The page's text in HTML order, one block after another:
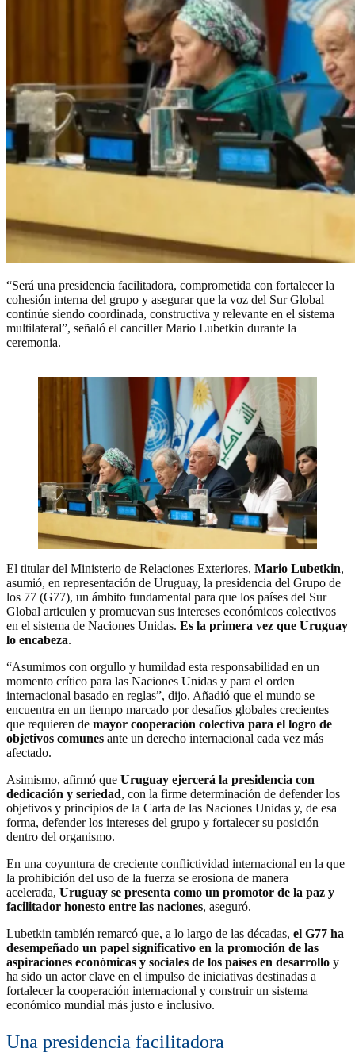
“Será una presidencia facilitadora, comprometida con fortalecer la
cohesión interna del grupo y asegurar que la voz del Sur Global
continúe siendo coordinada, constructiva y relevante en el sistema
multilateral”, señaló el canciller Mario Lubetkin durante la
ceremonia.
El titular del Ministerio de Relaciones Exteriores, Mario Lubetkin,
asumió, en representación de Uruguay, la presidencia del Grupo de
los 77 (G77), un ámbito fundamental para que los países del Sur
Global articulen y promuevan sus intereses económicos colectivos
en el sistema de Naciones Unidas. Es la primera vez que Uruguay
lo encabeza.
“Asumimos con orgullo y humildad esta responsabilidad en un
momento crítico para las Naciones Unidas y para el orden
internacional basado en reglas”, dijo. Añadió que el mundo se
encuentra en un tiempo marcado por desafíos globales crecientes
que requieren de mayor cooperación colectiva para el logro de
objetivos comunes ante un derecho internacional cada vez más
afectado.
Asimismo, afirmó que Uruguay ejercerá la presidencia con
dedicación y seriedad, con la firme determinación de defender los
objetivos y principios de la Carta de las Naciones Unidas y, de esa
forma, defender los intereses del grupo y fortalecer su posición
dentro del organismo.
En una coyuntura de creciente conflictividad internacional en la que
la prohibición del uso de la fuerza se erosiona de manera
acelerada, Uruguay se presenta como un promotor de la paz y
facilitador honesto entre las naciones, aseguró.
Lubetkin también remarcó que, a lo largo de las décadas, el G77 ha
desempeñado un papel significativo en la promoción de las
aspiraciones económicas y sociales de los países en desarrollo y
ha sido un actor clave en el impulso de iniciativas destinadas a
fortalecer la cooperación internacional y construir un sistema
económico mundial más justo e inclusivo.
Una presidencia facilitadora